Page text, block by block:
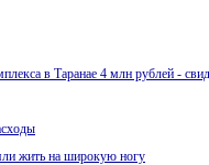
в Таранае 4 млн рублей -
жить на широкую ногу